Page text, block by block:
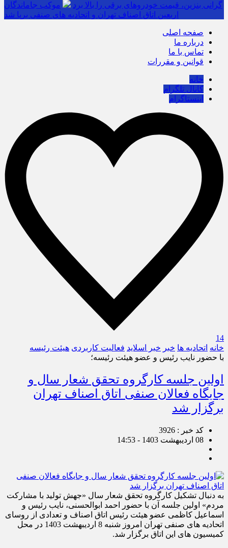
گرانی بنزین، قیمت خودروهای برقی را بالا برد
موکب جاماندگان
اربعین اتاق اصناف تهران و اتحادیه های صنفی برپا شد
صفحه اصلی
درباره ما
تماس با ما
قوانین و مقررات
خانه
کانال تلگرام
اینستاگرام
14
خانه اتحادیه ها خبر خبر اسلايد فعالیت کاربردی هیئت رئیسه
با حضور نایب رئیس و عضو هیئت رئیسه؛
اولین جلسه کارگروه تحقق شعار سال و
جایگاه فعالان صنفی اتاق اصناف تهران
برگزار شد
کد خبر : 3926
08 اردیبهشت 1403 - 14:53
به دنبال تشکیل کارگروه تحقق شعار سال «جهش تولید با مشارکت
مردم» اولین جلسه آن با حضور احمد ابوالحسنی، نایب رئیس و
اسماعیل کاظمی عضو هیئت رئیس اتاق اصناف و تعدادی از روسای
اتحادیه های صنفی تهران امروز شنبه 8 اردیبهشت 1403 در محل
کمیسیون های این اتاق برگزار شد.